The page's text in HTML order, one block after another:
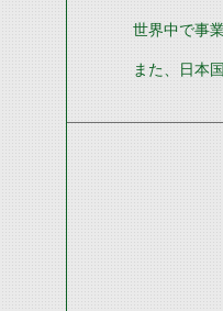
世界中で事
また、日本